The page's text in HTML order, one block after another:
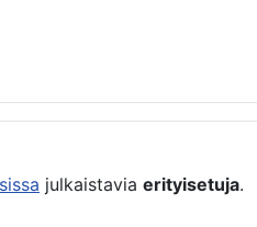
julkaistavia erityisetuja.